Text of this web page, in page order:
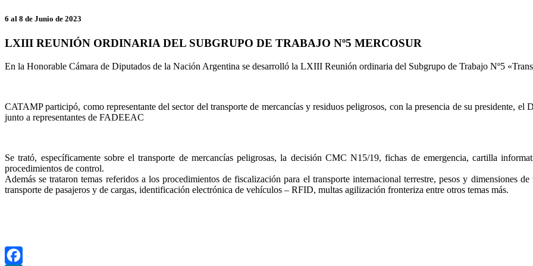
6 al 8 de Junio de 2023
LXIII REUNIÓN ORDINARIA DEL SUBGRUPO DE TRABAJO Nº5 MERCOSUR
En la Honorable Cámara de Diputados de la Nación Argentina se desarrolló la LXIII Reunión ordinaria del Subgrupo de Trabajo Nº5
CATAMP participó, como representante del sector del transporte de mercancías y residuos peligrosos, con la presencia de su presidente,
junto a representantes de FADEEAC
Se trató, específicamente sobre el transporte de mercancías peligrosas, la decisión CMC N15/19, fichas de emergencia, cartilla
procedimientos de control.
Además se trataron temas referidos a los procedimientos de fiscalización para el transporte internacional terrestre, pesos y dimensiones
transporte de pasajeros y de cargas, identificación electrónica de vehículos – RFID, multas agilización fronteriza entre otros temas más.